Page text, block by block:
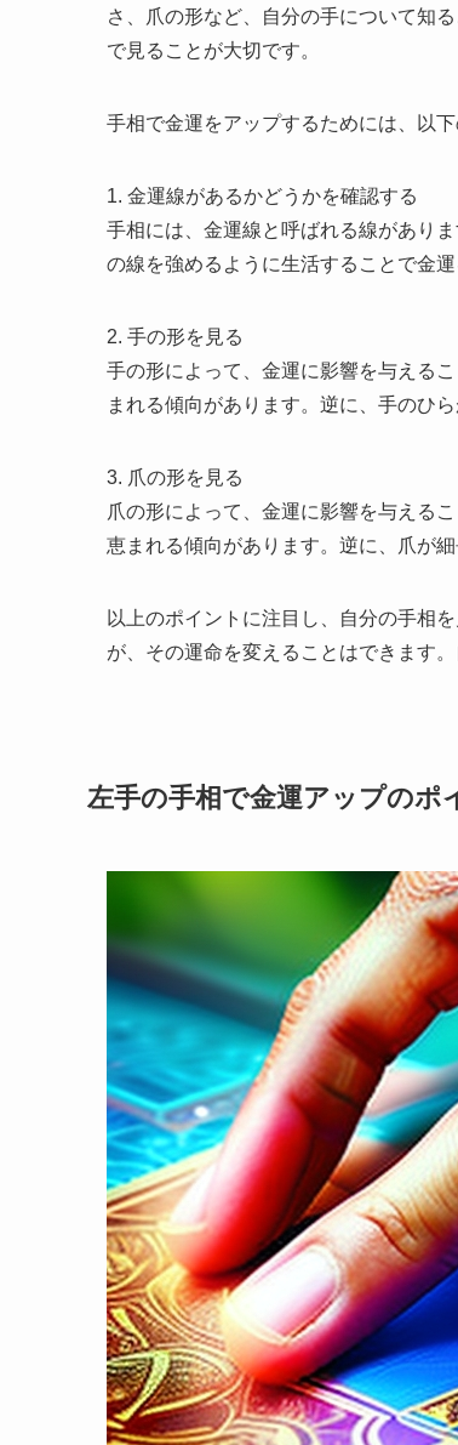
さ、爪の形など、自分の手について知
で見ることが大切です。
手相で金運をアップするためには、以
1. 金運線があるかどうかを確認する
手相には、金運線と呼ばれる線があり
の線を強めるように生活することで金
2. 手の形を見る
手の形によって、金運に影響を与える
まれる傾向があります。逆に、手のひ
3. 爪の形を見る
爪の形によって、金運に影響を与える
恵まれる傾向があります。逆に、爪が
以上のポイントに注目し、自分の手相
が、その運命を変えることはできます
左手の手相で金運アップのポ